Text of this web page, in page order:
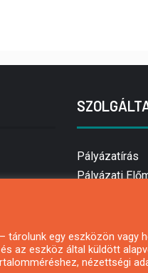
Pályázatírás
Pályázati
Pályázatírás
tárolunk egy eszközön
az eszköz által küldött
nézettségi